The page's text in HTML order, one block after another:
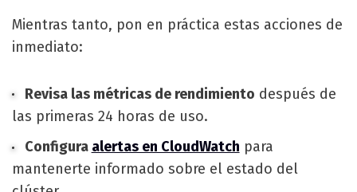
Mientras tanto, pon en práctica estas acciones de
inmediato:
Revisa las métricas de rendimiento después de
las primeras 24 horas de uso.
Configura alertas en CloudWatch para
mantenerte informado sobre el estado del